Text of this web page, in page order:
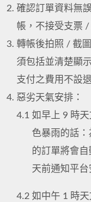
確認訂單資料無
帳，不接受支票 /
轉帳後拍照 / 截
須包括並清楚顯
支付之費用不設
惡劣天氣安排：
4.1 如早上 9 時
色暴雨的話
的訂單將會
天前通知平台
4.2 如中午 1 時